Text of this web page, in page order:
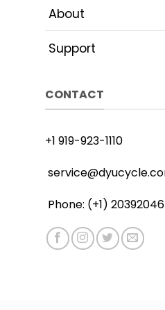
About
Support
CONTACT
+1 919-923-1110
Phone: (+1)